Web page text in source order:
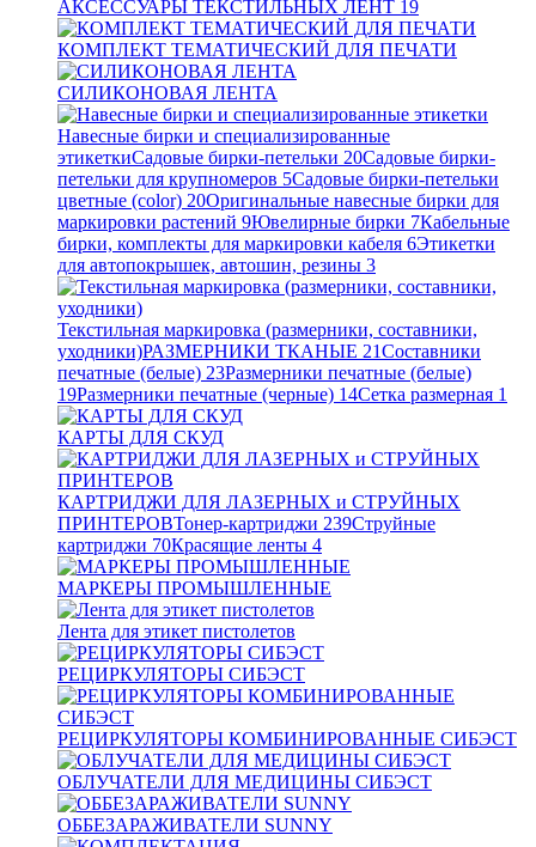
АКСЕССУАРЫ ТЕКСТИЛЬНЫХ ЛЕНТ 19
КОМПЛЕКТ ТЕМАТИЧЕСКИЙ ДЛЯ ПЕЧАТИ
СИЛИКОНОВАЯ ЛЕНТА
Навесные бирки и специализированные
этикеткиСадовые бирки-петельки 20Садовые бирки-
петельки для крупномеров 5Садовые бирки-петельки
цветные (color) 20Оригинальные навесные бирки для
маркировки растений 9Ювелирные бирки 7Кабельные
бирки, комплекты для маркировки кабеля 6Этикетки
для автопокрышек, автошин, резины 3
Текстильная маркировка (размерники, составники,
уходники)РАЗМЕРНИКИ ТКАНЫЕ 21Составники
печатные (белые) 23Размерники печатные (белые)
19Размерники печатные (черные) 14Сетка размерная 1
КАРТЫ ДЛЯ СКУД
КАРТРИДЖИ ДЛЯ ЛАЗЕРНЫХ и СТРУЙНЫХ
ПРИНТЕРОВТонер-картриджи 239Струйные
картриджи 70Красящие ленты 4
МАРКЕРЫ ПРОМЫШЛЕННЫЕ
Лента для этикет пистолетов
РЕЦИРКУЛЯТОРЫ СИБЭСТ
РЕЦИРКУЛЯТОРЫ КОМБИНИРОВАННЫЕ СИБЭСТ
ОБЛУЧАТЕЛИ ДЛЯ МЕДИЦИНЫ СИБЭСТ
ОББЕЗАРАЖИВАТЕЛИ SUNNY